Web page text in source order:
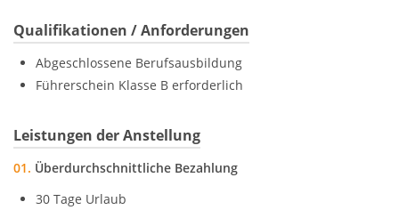
Qualifikationen / Anforderungen
Abgeschlossene Berufsausbildung
Führerschein Klasse B erforderlich
Leistungen der Anstellung
01. Überdurchschnittliche Bezahlung
30 Tage Urlaub